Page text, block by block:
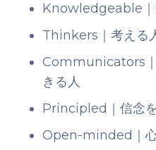
Knowledgeable｜
Thinkers｜考える
Communicators｜
きる人
Principled｜信念
Open-minded｜